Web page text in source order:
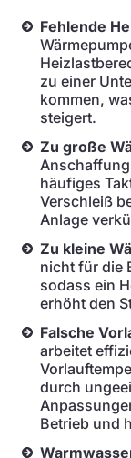
Fehlende
zu einer
kommen,
steigert.
Zu große
häufiges
Verschleiß
Anlage
Zu kleine
nicht für die
sodass ein
erhöht den
Falsche
arbeitet
durch
Betrieb und